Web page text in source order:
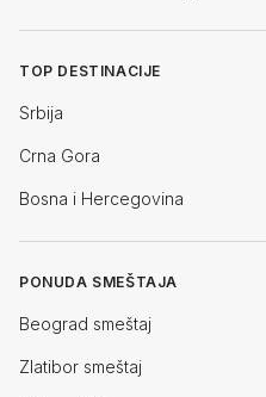
TOP DESTINACIJE
Srbija
Crna Gora
Bosna i Hercegovina
PONUDA SMEŠTAJA
Beograd smeštaj
Zlatibor smeštaj